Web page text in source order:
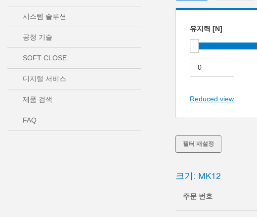
시스템 솔루션
공정 기술
SOFT CLOSE
디지털 서비스
제품 검색
FAQ
유지력 [N]
Reduced view
필터 재설정
크기: MK12
주문 번호